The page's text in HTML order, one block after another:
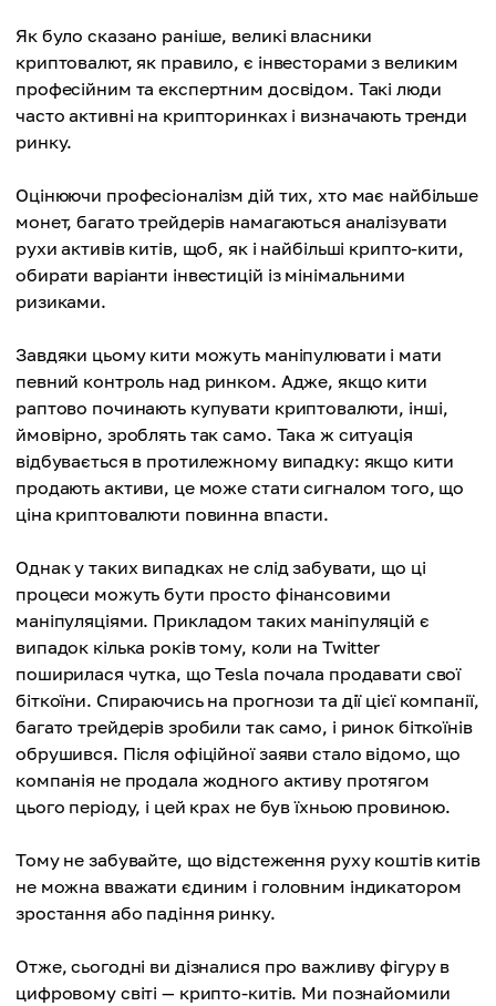
Як було сказано раніше, великі власники
криптовалют, як правило, є інвесторами з великим
професійним та експертним досвідом. Такі люди
часто активні на крипторинках і визначають тренди
ринку.
Оцінюючи професіоналізм дій тих, хто має найбільше
монет, багато трейдерів намагаються аналізувати
рухи активів китів, щоб, як і найбільші крипто-кити,
обирати варіанти інвестицій із мінімальними
ризиками.
Завдяки цьому кити можуть маніпулювати і мати
певний контроль над ринком. Адже, якщо кити
раптово починають купувати криптовалюти, інші,
ймовірно, зроблять так само. Така ж ситуація
відбувається в протилежному випадку: якщо кити
продають активи, це може стати сигналом того, що
ціна криптовалюти повинна впасти.
Однак у таких випадках не слід забувати, що ці
процеси можуть бути просто фінансовими
маніпуляціями. Прикладом таких маніпуляцій є
випадок кілька років тому, коли на Twitter
поширилася чутка, що Tesla почала продавати свої
біткоїни. Спираючись на прогнози та дії цієї компанії,
багато трейдерів зробили так само, і ринок біткоїнів
обрушився. Після офіційної заяви стало відомо, що
компанія не продала жодного активу протягом
цього періоду, і цей крах не був їхньою провиною.
Тому не забувайте, що відстеження руху коштів китів
не можна вважати єдиним і головним індикатором
зростання або падіння ринку.
Отже, сьогодні ви дізналися про важливу фігуру в
цифровому світі — крипто-китів. Ми познайомили